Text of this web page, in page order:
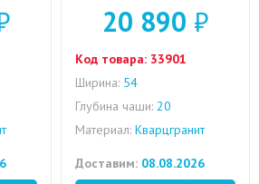
20 890 ₽
Код товара: 33901
Ширина: 54
Глубина чаши: 20
Материал: Кварцгранит
Доставим: 08.08.2026